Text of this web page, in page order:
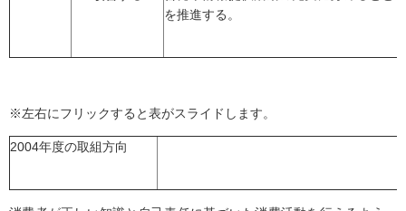
を推進する。
※左右にフリックすると表がスライドします。
2004年度の取組方向